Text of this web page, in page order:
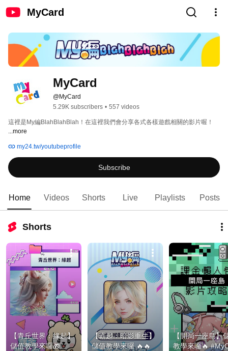
MyCard
MyCard
@MyCard
5.29K subscribers • 557 videos
這裡是My編BlahBlahBlah！在這裡我們會分享各式各樣遊戲相關的影片喔！
...more
my24.tw/youtubeprofile
Subscribe
Home Videos Shorts Live Playlists Posts
Shorts
【青丘世界：緣起】
儲值教學來囉🎁
【霸起：暗影重生】
儲值教學來囉 🔥🔥
【開局一座島】
教學來囉🔥